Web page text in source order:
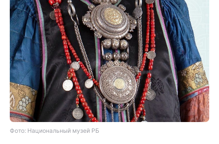
Фото: Национальный музей РБ